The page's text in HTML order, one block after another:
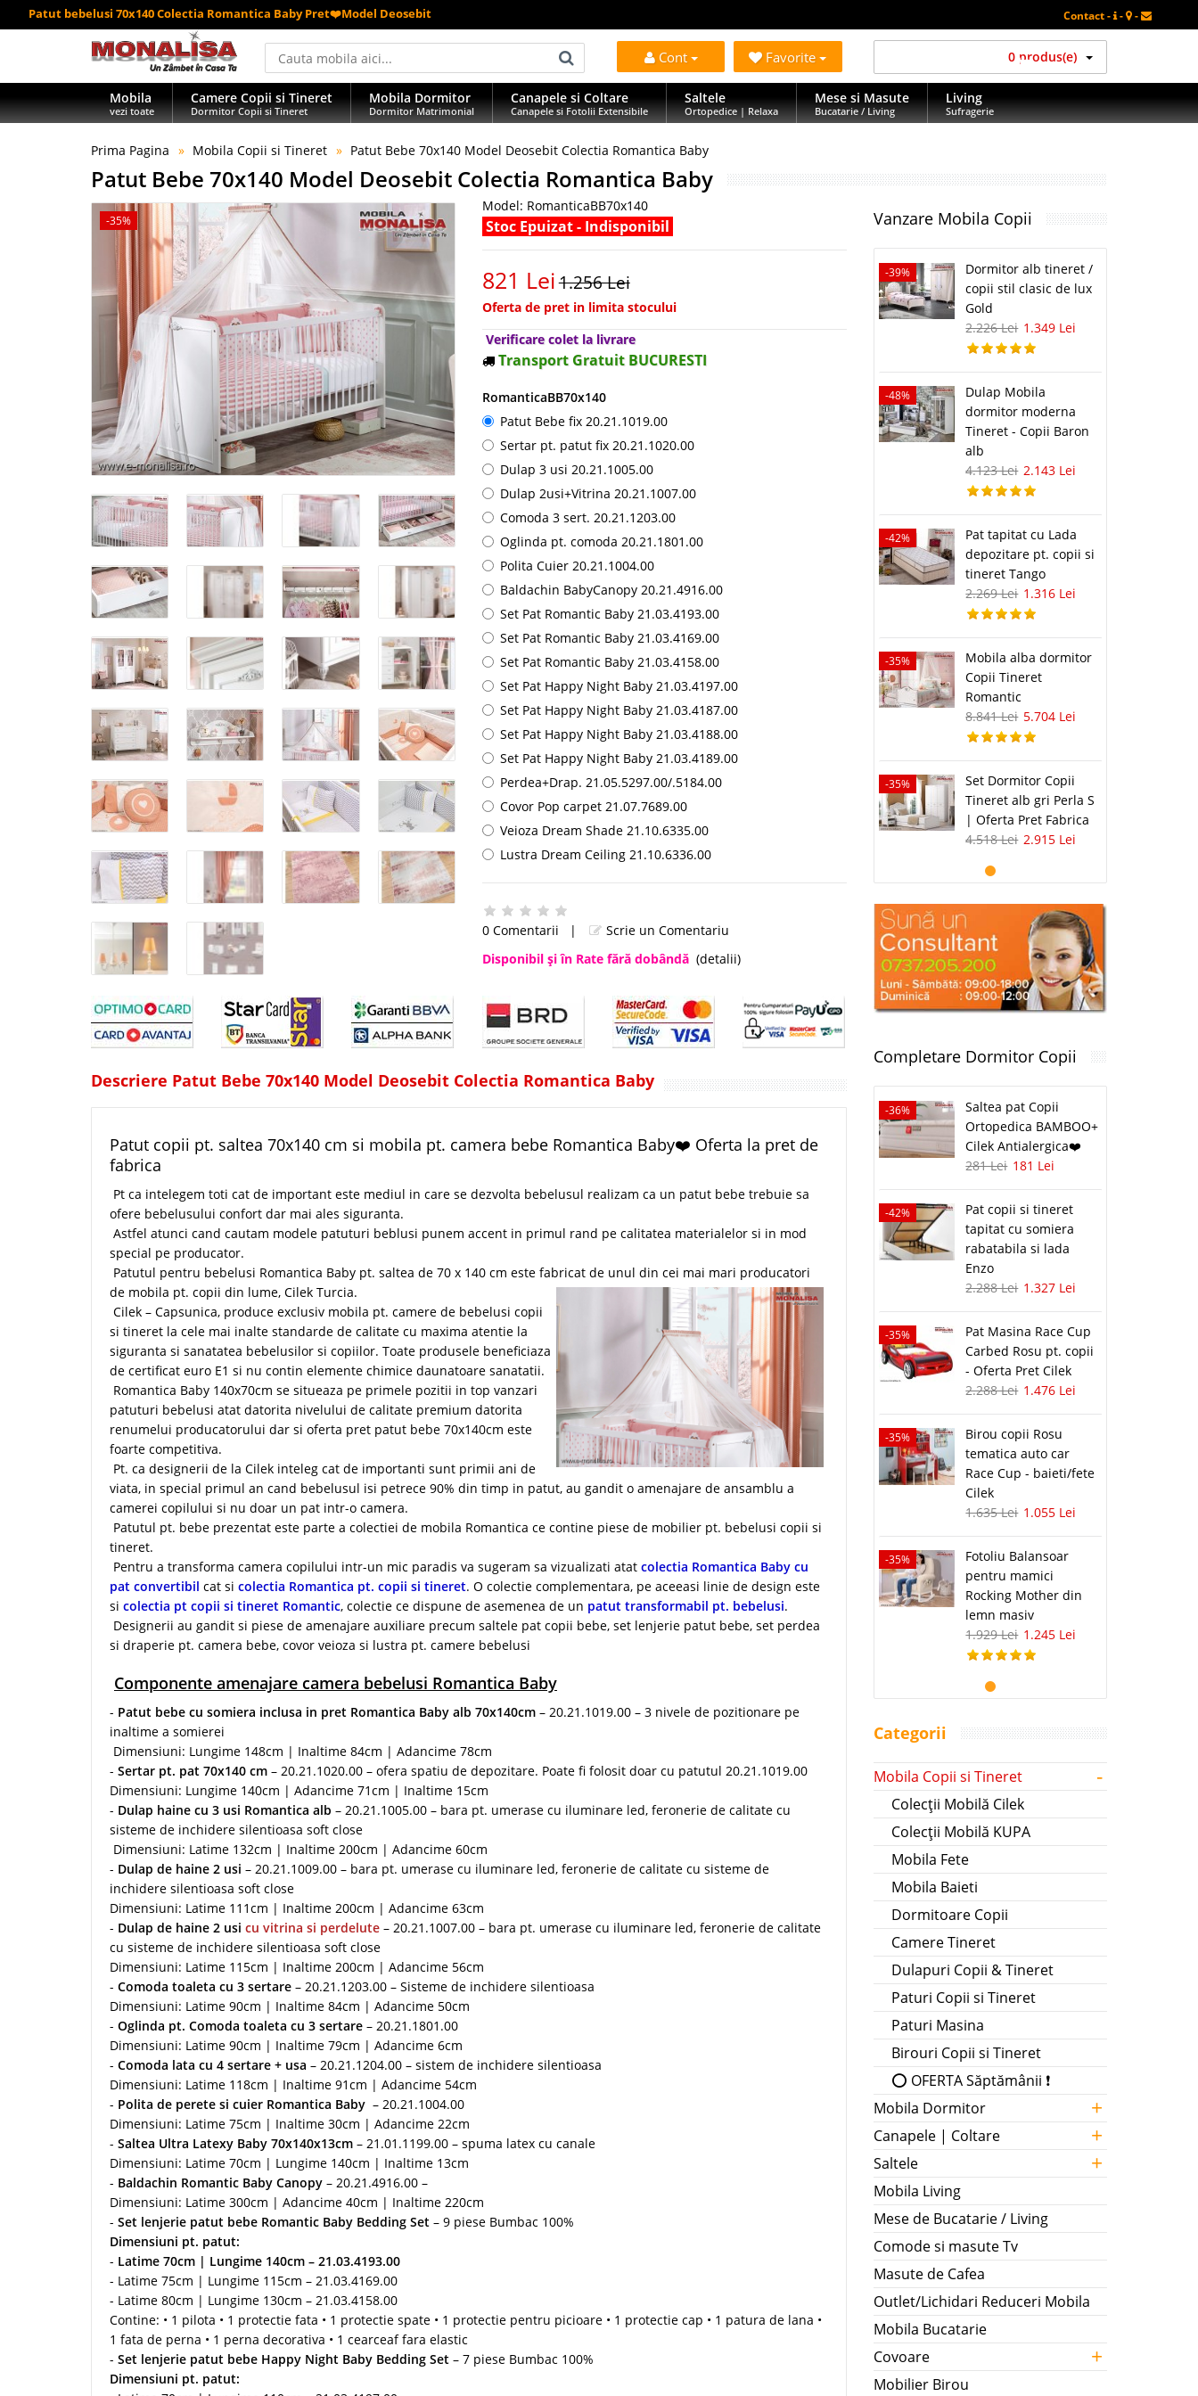
Patut bebelusi 70x140 Colectia Romantica Baby Pret❤️Model Deosebit Contact - - -
Cont Favorite 0 produs(e)
Mobila
vezi toate
Camere Copii si Tineret
Dormitor Copii si Tineret
Mobila Dormitor
Dormitor Matrimonial
Canapele si Coltare
Canapele si Fotolii Extensibile
Saltele
Ortopedice | Relaxa
Mese si Masute
Bucatarie / Living
Living
Sufragerie
Prima Pagina Mobila Copii si Tineret Patut Bebe 70x140 Model Deosebit Colectia Romantica Baby
Patut Bebe 70x140 Model Deosebit Colectia Romantica Baby
-35%
Model: RomanticaBB70x140
Stoc Epuizat - Indisponibil
821 Lei1.256 Lei
Oferta de pret in limita stocului
Verificare colet la livrare
Transport Gratuit BUCURESTI
RomanticaBB70x140
Patut Bebe fix 20.21.1019.00
Sertar pt. patut fix 20.21.1020.00
Dulap 3 usi 20.21.1005.00
Dulap 2usi+Vitrina 20.21.1007.00
Comoda 3 sert. 20.21.1203.00
Oglinda pt. comoda 20.21.1801.00
Polita Cuier 20.21.1004.00
Baldachin BabyCanopy 20.21.4916.00
Set Pat Romantic Baby 21.03.4193.00
Set Pat Romantic Baby 21.03.4169.00
Set Pat Romantic Baby 21.03.4158.00
Set Pat Happy Night Baby 21.03.4197.00
Set Pat Happy Night Baby 21.03.4187.00
Set Pat Happy Night Baby 21.03.4188.00
Set Pat Happy Night Baby 21.03.4189.00
Perdea+Drap. 21.05.5297.00/.5184.00
Covor Pop carpet 21.07.7689.00
Veioza Dream Shade 21.10.6335.00
Lustra Dream Ceiling 21.10.6336.00
0 Comentarii |
Scrie un Comentariu
Disponibil şi în Rate fără dobândă (detalii)
Descriere Patut Bebe 70x140 Model Deosebit Colectia Romantica Baby
Patut copii pt. saltea 70x140 cm si mobila pt. camera bebe Romantica Baby❤️ Oferta la pret de
fabrica
Pt ca intelegem toti cat de important este mediul in care se dezvolta bebelusul realizam ca un patut bebe trebuie sa
ofere bebelusului confort dar mai ales siguranta.
Astfel atunci cand cautam modele patuturi beblusi punem accent in primul rand pe calitatea materialelor si in mod
special pe producator.
Patutul pentru bebelusi Romantica Baby pt. saltea de 70 x 140 cm este fabricat de unul din cei mai mari producatori
de mobila pt. copii din lume, Cilek Turcia.
Cilek – Capsunica, produce exclusiv mobila pt. camere de bebelusi copii
si tineret la cele mai inalte standarde de calitate cu maxima atentie la
siguranta si sanatatea bebelusilor si copiilor. Toate produsele beneficiaza
de certificat euro E1 si nu contin elemente chimice daunatoare sanatatii.
Romantica Baby 140x70cm se situeaza pe primele pozitii in top vanzari
patuturi bebelusi atat datorita nivelului de calitate premium datorita
renumelui producatorului dar si oferta pret patut bebe 70x140cm este
foarte competitiva.
Pt. ca designerii de la Cilek inteleg cat de importanti sunt primii ani de
viata, in special primul an cand bebelusul isi petrece 90% din timp in patut, au gandit o amenajare de ansamblu a
camerei copilului si nu doar un pat intr-o camera.
Patutul pt. bebe prezentat este parte a colectiei de mobila Romantica ce contine piese de mobilier pt. bebelusi copii si
tineret.
Pentru a transforma camera copilului intr-un mic paradis va sugeram sa vizualizati atat colectia Romantica Baby cu
pat convertibil cat si colectia Romantica pt. copii si tineret. O colectie complementara, pe aceeasi linie de design este
si colectia pt copii si tineret Romantic, colectie ce dispune de asemenea de un patut transformabil pt. bebelusi.
Designerii au gandit si piese de amenajare auxiliare precum saltele pat copii bebe, set lenjerie patut bebe, set perdea
si draperie pt. camera bebe, covor veioza si lustra pt. camere bebelusi
Componente amenajare camera bebelusi Romantica Baby
- Patut bebe cu somiera inclusa in pret Romantica Baby alb 70x140cm – 20.21.1019.00 – 3 nivele de pozitionare pe
inaltime a somierei
Dimensiuni: Lungime 148cm | Inaltime 84cm | Adancime 78cm
- Sertar pt. pat 70x140 cm – 20.21.1020.00 – ofera spatiu de depozitare. Poate fi folosit doar cu patutul 20.21.1019.00
Dimensiuni: Lungime 140cm | Adancime 71cm | Inaltime 15cm
- Dulap haine cu 3 usi Romantica alb – 20.21.1005.00 – bara pt. umerase cu iluminare led, feronerie de calitate cu
sisteme de inchidere silentioasa soft close
Dimensiuni: Latime 132cm | Inaltime 200cm | Adancime 60cm
- Dulap de haine 2 usi – 20.21.1009.00 – bara pt. umerase cu iluminare led, feronerie de calitate cu sisteme de
inchidere silentioasa soft close
Dimensiuni: Latime 111cm | Inaltime 200cm | Adancime 63cm
- Dulap de haine 2 usi cu vitrina si perdelute – 20.21.1007.00 – bara pt. umerase cu iluminare led, feronerie de calitate
cu sisteme de inchidere silentioasa soft close
Dimensiuni: Latime 115cm | Inaltime 200cm | Adancime 56cm
- Comoda toaleta cu 3 sertare – 20.21.1203.00 – Sisteme de inchidere silentioasa
Dimensiuni: Latime 90cm | Inaltime 84cm | Adancime 50cm
- Oglinda pt. Comoda toaleta cu 3 sertare – 20.21.1801.00
Dimensiuni: Latime 90cm | Inaltime 79cm | Adancime 6cm
- Comoda lata cu 4 sertare + usa – 20.21.1204.00 – sistem de inchidere silentioasa
Dimensiuni: Latime 118cm | Inaltime 91cm | Adancime 54cm
- Polita de perete si cuier Romantica Baby – 20.21.1004.00
Dimensiuni: Latime 75cm | Inaltime 30cm | Adancime 22cm
- Saltea Ultra Latexy Baby 70x140x13cm – 21.01.1199.00 – spuma latex cu canale
Dimensiuni: Latime 70cm | Lungime 140cm | Inaltime 13cm
- Baldachin Romantic Baby Canopy – 20.21.4916.00 –
Dimensiuni: Latime 300cm | Adancime 40cm | Inaltime 220cm
- Set lenjerie patut bebe Romantic Baby Bedding Set – 9 piese Bumbac 100%
Dimensiuni pt. patut:
- Latime 70cm | Lungime 140cm – 21.03.4193.00
- Latime 75cm | Lungime 115cm – 21.03.4169.00
- Latime 80cm | Lungime 130cm – 21.03.4158.00
Contine: • 1 pilota • 1 protectie fata • 1 protectie spate • 1 protectie pentru picioare • 1 protectie cap • 1 patura de lana •
1 fata de perna • 1 perna decorativa • 1 cearceaf fara elastic
- Set lenjerie patut bebe Happy Night Baby Bedding Set – 7 piese Bumbac 100%
Dimensiuni pt. patut:
Vanzare Mobila Copii
-39%
Dormitor alb tineret /
copii stil clasic de lux
Gold
2.226 Lei 1.349 Lei
-48%
Dulap Mobila
dormitor moderna
Tineret - Copii Baron
alb
4.123 Lei 2.143 Lei
-42%
Pat tapitat cu Lada
depozitare pt. copii si
tineret Tango
2.269 Lei 1.316 Lei
-35%
Mobila alba dormitor
Copii Tineret
Romantic
8.841 Lei 5.704 Lei
-35%
Set Dormitor Copii
Tineret alb gri Perla S
| Oferta Pret Fabrica
4.518 Lei 2.915 Lei
Completare Dormitor Copii
-36%
Saltea pat Copii
Ortopedica BAMBOO+
Cilek Antialergica❤️
281 Lei 181 Lei
-42%
Pat copii si tineret
tapitat cu somiera
rabatabila si lada
Enzo
2.288 Lei 1.327 Lei
-35%
Pat Masina Race Cup
Carbed Rosu pt. copii
- Oferta Pret Cilek
2.288 Lei 1.476 Lei
-35%
Birou copii Rosu
tematica auto car
Race Cup - baieti/fete
Cilek
1.635 Lei 1.055 Lei
-35%
Fotoliu Balansoar
pentru mamici
Rocking Mother din
lemn masiv
1.929 Lei 1.245 Lei
Categorii
Mobila Copii si Tineret -
Colecții Mobilă Cilek
Colecții Mobilă KUPA
Mobila Fete
Mobila Baieti
Dormitoare Copii
Camere Tineret
Dulapuri Copii & Tineret
Paturi Copii si Tineret
Paturi Masina
Birouri Copii si Tineret
⭕ OFERTA Săptămânii ❗
Mobila Dormitor
+
Canapele | Coltare +
Saltele +
Mobila Living
Mese de Bucatarie / Living
Comode si masute Tv
Masute de Cafea
Outlet/Lichidari Reduceri Mobila
Mobila Bucatarie
Covoare
+
Mobilier Birou